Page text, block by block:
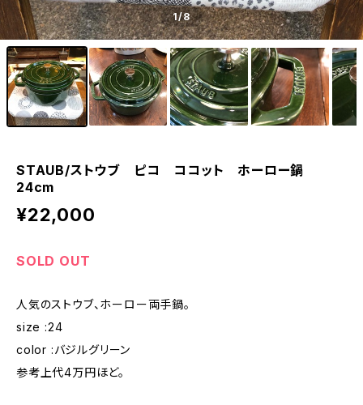
1/8
STAUB/ストウブ ピコ ココット ホーロー鍋
24cm
¥22,000
SOLD OUT
人気のストウブ、ホーロー両手鍋。
size :24
color :バジルグリーン
参考上代4万円ほど。